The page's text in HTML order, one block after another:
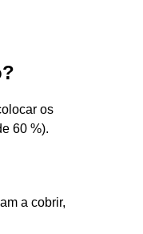
os
60 %).
a cobrir,